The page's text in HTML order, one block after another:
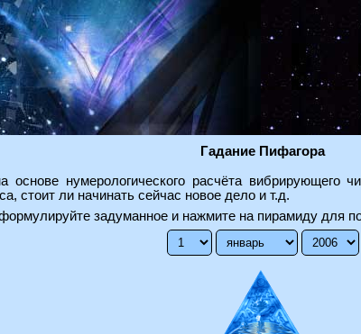
Гадание Пифагора
основе нумерологического расчёта вибрирующего
стоит ли начинать сейчас новое дело и т.д.
задуманное и нажмите на пирамиду для